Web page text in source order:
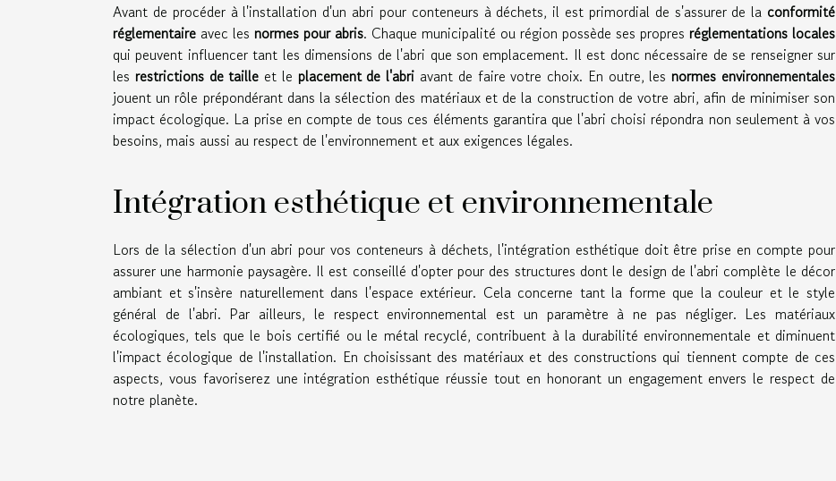
Avant de procéder à l'installation d'un abri pour conteneurs à déchets, il est primordial de s'assurer de la conformité
réglementaire avec les normes pour abris. Chaque municipalité ou région possède ses propres réglementations locales
qui peuvent influencer tant les dimensions de l'abri que son emplacement. Il est donc nécessaire de se renseigner sur
les restrictions de taille et le placement de l'abri avant de faire votre choix. En outre, les normes environnementales
jouent un rôle prépondérant dans la sélection des matériaux et de la construction de votre abri, afin de minimiser son
impact écologique. La prise en compte de tous ces éléments garantira que l'abri choisi répondra non seulement à vos
besoins, mais aussi au respect de l'environnement et aux exigences légales.
Intégration esthétique et environnementale
Lors de la sélection d'un abri pour vos conteneurs à déchets, l'intégration esthétique doit être prise en compte pour
assurer une harmonie paysagère. Il est conseillé d'opter pour des structures dont le design de l'abri complète le décor
ambiant et s'insère naturellement dans l'espace extérieur. Cela concerne tant la forme que la couleur et le style
général de l'abri. Par ailleurs, le respect environnemental est un paramètre à ne pas négliger. Les matériaux
écologiques, tels que le bois certifié ou le métal recyclé, contribuent à la durabilité environnementale et diminuent
l'impact écologique de l'installation. En choisissant des matériaux et des constructions qui tiennent compte de ces
aspects, vous favoriserez une intégration esthétique réussie tout en honorant un engagement envers le respect de
notre planète.